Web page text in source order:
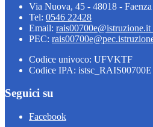
Via Nuova, 45 - 48018 -
Tel: 0546 22428
Email: rais00700e@istruzione.it
PEC:
Codice univoco: UFVKTF
Codice IPA: istsc_RAIS00700E
Seguici su
Facebook